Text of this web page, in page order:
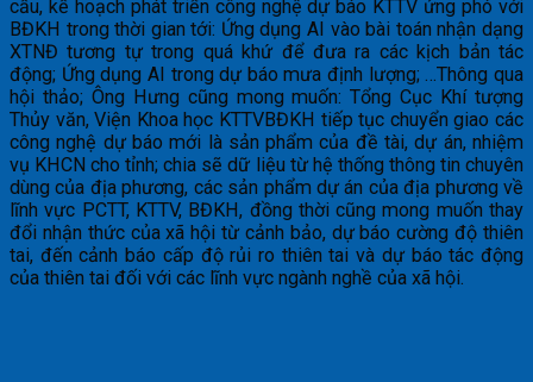
cầu, kế hoạch phát triển công nghệ dự báo KTTV ứng phó với
BĐKH trong thời gian tới: Ứng dụng AI vào bài toán nhận dạng
XTNĐ tương tự trong quá khứ để đưa ra các kịch bản tác
động; Ứng dụng AI trong dự báo mưa định lượng; …Thông qua
hội thảo; Ông Hưng cũng mong muốn: Tổng Cục Khí tượng
Thủy văn, Viện Khoa học KTTVBĐKH tiếp tục chuyển giao các
công nghệ dự báo mới là sản phẩm của đề tài, dự án, nhiệm
vụ KHCN cho tỉnh; chia sẽ dữ liệu từ hệ thống thông tin chuyên
dùng của địa phương, các sản phẩm dự án của địa phương về
lĩnh vực PCTT, KTTV, BĐKH, đồng thời cũng mong muốn thay
đổi nhận thức của xã hội từ cảnh bảo, dự báo cường độ thiên
tai, đến cảnh báo cấp độ rủi ro thiên tai và dự báo tác động
của thiên tai đối với các lĩnh vực ngành nghề của xã hội.